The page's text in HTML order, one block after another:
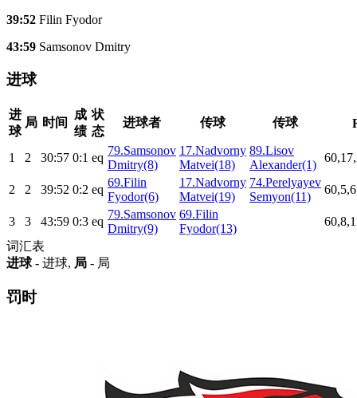
39:52 Filin Fyodor
43:59 Samsonov Dmitry
进球
进
球
局 时间
成
绩
状
态
进球者 传球 传球
1 2 30:57 0:1 eq
79.Samsonov
Dmitry(8)
17.Nadvorny
Matvei(18)
89.Lisov
Alexander(1)
2 2 39:52 0:2 eq
69.Filin
Fyodor(6)
17.Nadvorny
Matvei(19)
74.Perelyayev
Semyon(11)
3 3 43:59 0:3 eq
79.Samsonov
Dmitry(9)
69.Filin
Fyodor(13)
词汇表
进球- 进球, 局 - 局
罚时